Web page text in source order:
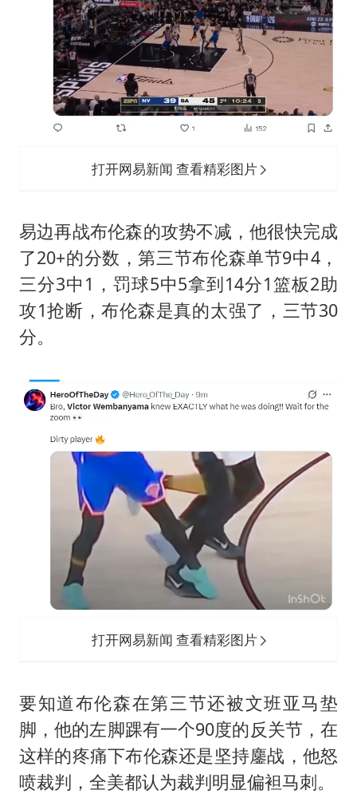
打开网易新闻 查看精彩图片
易边再战布伦森的攻势不减，他很快完成
了20+的分数，第三节布伦森单节9中4，
三分3中1，罚球5中5拿到14分1篮板2助
攻1抢断，布伦森是真的太强了，三节30
分。
打开网易新闻 查看精彩图片
要知道布伦森在第三节还被文班亚马垫
脚，他的左脚踝有一个90度的反关节，在
这样的疼痛下布伦森还是坚持鏖战，他怒
喷裁判，全美都认为裁判明显偏袒马刺。